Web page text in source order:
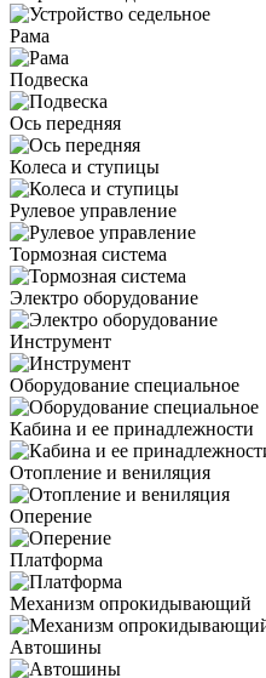
Рама
Подвеска
Ось передняя
Колеса и ступицы
Рулевое управление
Тормозная система
Электро оборудование
Инструмент
Оборудование специальное
Кабина и ее принадлежности
Отопление и вениляция
Оперение
Платформа
Механизм опрокидывающий
Автошины